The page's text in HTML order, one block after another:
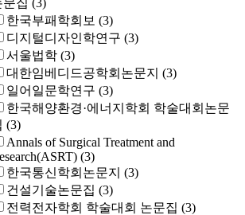
문집 (3)
한국부패학회보 (3)
디지털디자인학연구 (3)
서울법학 (3)
대한임베디드공학회논문지 (3)
일어일문학연구 (3)
한국해양환경·에너지학회 학술대회논문
(3)
Annals of Surgical Treatment and
(3)
한국통신학회논문지 (3)
건설기술논문집 (3)
전력전자학회 학술대회 논문집 (3)